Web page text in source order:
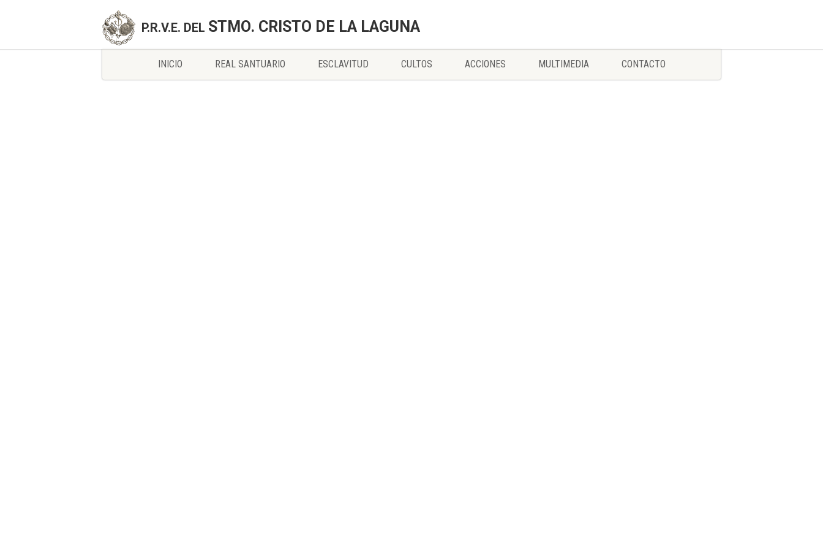
P.R.V.E. DEL STMO. CRISTO DE LA LAGUNA
INICIO REAL SANTUARIO ESCLAVITUD CULTOS ACCIONES MULTIMEDIA CONTACTO